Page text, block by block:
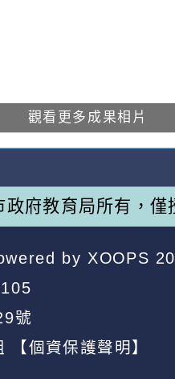
觀看更多成果相片
府教育局所有，僅
by XOOPS
號
【個資保護聲明】